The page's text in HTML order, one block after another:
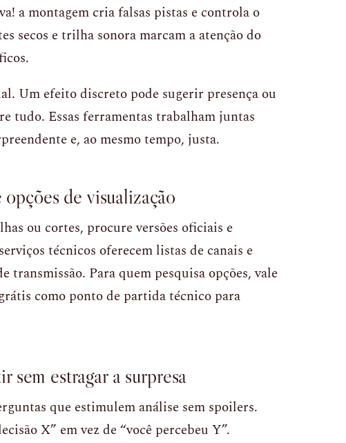
a montagem cria falsas pistas e controla o
secos e trilha sonora marcam a atenção do
Um efeito discreto pode sugerir presença ou
tudo. Essas ferramentas trabalham juntas
e, ao mesmo tempo, justa.
de visualização
ou cortes, procure versões oficiais e
técnicos oferecem listas de canais e
transmissão. Para quem pesquisa opções, vale
como ponto de partida técnico para
sem estragar a surpresa
que estimulem análise sem spoilers.
X” em vez de “você percebeu Y”.